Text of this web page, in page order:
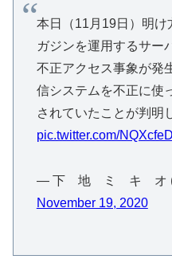
本日（11月19日）明け
ガジンを運用するサー
不正アクセス事象が発
信システムを不正に使
されていたことが判明
pic.twitter.com/
— 下 地 ミ キ オ
November 19, 2020